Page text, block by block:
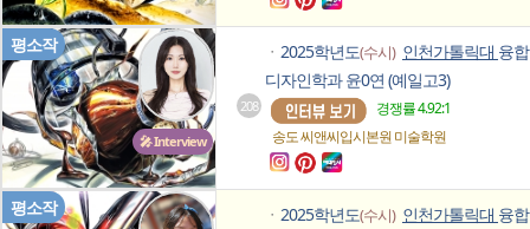
🎤 Interview
평소작
208
ㆍ 2025학년도(수시) 인천가톨릭대 융합
디자인학과 윤0연 (예일고3)
경쟁률 4.92:1
송도 씨앤씨입시본원미술학원
평소작 ㆍ 2025학년도(수시) 인천가톨릭대 융합